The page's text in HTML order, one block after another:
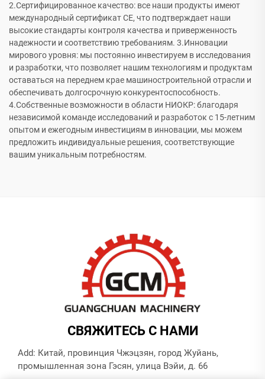
2.Сертифицированное качество: все наши продукты имеют
международный сертификат CE, что подтверждает наши
высокие стандарты контроля качества и приверженность
надежности и соответствию требованиям. 3.Инновации
мирового уровня: мы постоянно инвестируем в исследования
и разработки, что позволяет нашим технологиям и продуктам
оставаться на переднем крае машиностроительной отрасли и
обеспечивать долгосрочную конкурентоспособность.
4.Собственные возможности в области НИОКР: благодаря
независимой команде исследований и разработок с 15-летним
опытом и ежегодным инвестициям в инновации, мы можем
предложить индивидуальные решения, соответствующие
вашим уникальным потребностям.
СВЯЖИТЕСЬ С НАМИ
Add: Китай, провинция Чжэцзян, город Жуйань,
промышленная зона Гэсян, улица Вэйи, д. 66